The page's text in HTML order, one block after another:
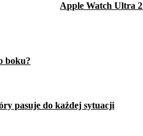
Apple Watch Ultra 2
boku?
pasuje do każdej sytuacji